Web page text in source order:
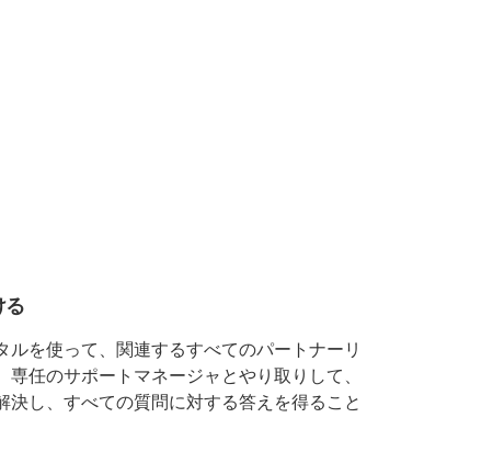
る
ルを使って、関連するすべてのパートナーリ
専任のサポートマネージャとやり取りして、
決し、すべての質問に対する答えを得ること